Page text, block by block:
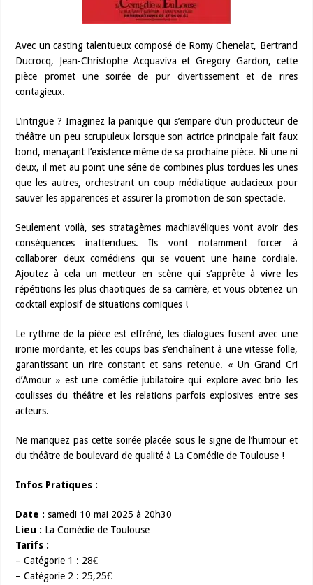
Avec un casting talentueux composé de Romy Chenelat, Bertrand
Ducrocq, Jean-Christophe Acquaviva et Gregory Gardon, cette
pièce promet une soirée de pur divertissement et de rires
contagieux.
L’intrigue ? Imaginez la panique qui s’empare d’un producteur de
théâtre un peu scrupuleux lorsque son actrice principale fait faux
bond, menaçant l’existence même de sa prochaine pièce. Ni une ni
deux, il met au point une série de combines plus tordues les unes
que les autres, orchestrant un coup médiatique audacieux pour
sauver les apparences et assurer la promotion de son spectacle.
Seulement voilà, ses stratagèmes machiavéliques vont avoir des
conséquences inattendues. Ils vont notamment forcer à
collaborer deux comédiens qui se vouent une haine cordiale.
Ajoutez à cela un metteur en scène qui s’apprête à vivre les
répétitions les plus chaotiques de sa carrière, et vous obtenez un
cocktail explosif de situations comiques !
Le rythme de la pièce est effréné, les dialogues fusent avec une
ironie mordante, et les coups bas s’enchaînent à une vitesse folle,
garantissant un rire constant et sans retenue. « Un Grand Cri
d’Amour » est une comédie jubilatoire qui explore avec brio les
coulisses du théâtre et les relations parfois explosives entre ses
acteurs.
Ne manquez pas cette soirée placée sous le signe de l’humour et
du théâtre de boulevard de qualité à La Comédie de Toulouse !
Infos Pratiques :
Date : samedi 10 mai 2025 à 20h30
Lieu : La Comédie de Toulouse
Tarifs :
– Catégorie 1 : 28€
– Catégorie 2 : 25,25€